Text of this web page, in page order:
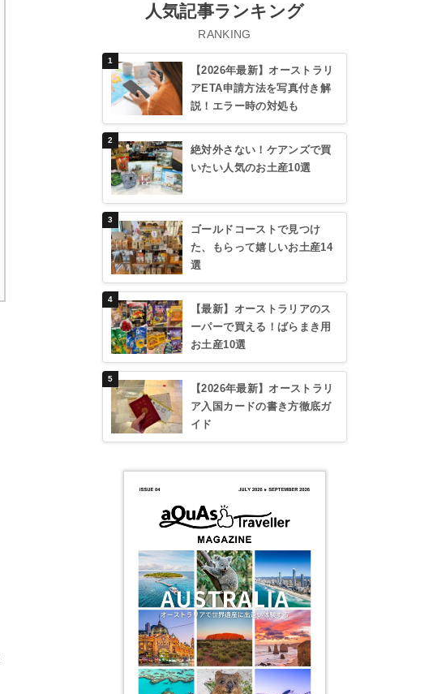
人気記事ランキング
RANKING
【2026年最新】オーストラリ
アETA申請方法を写真付き解
説！エラー時の対処も
絶対外さない！ケアンズで買
いたい人気のお土産10選
ゴールドコーストで見つけ
た、もらって嬉しいお土産14
選
【最新】オーストラリアのス
ーパーで買える！ばらまき用
お土産10選
【2026年最新】オーストラリ
ア入国カードの書き方徹底ガ
イド